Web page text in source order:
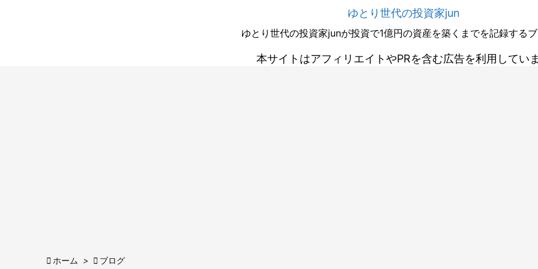
ゆとり世代の投資家jun
ゆとり世代の投資家junが投資で1億円の資産を築くまでを記録するブ
本サイトはアフィリエイトやPRを含む広告を利用してい
 ホーム >  ブログ